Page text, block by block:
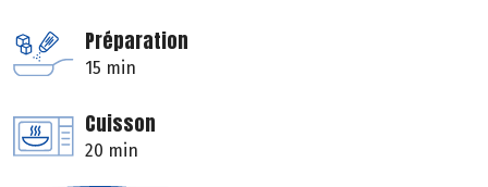
Préparation
15 min
Cuisson
20 min